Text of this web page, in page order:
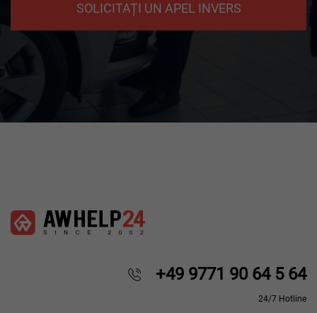
SOLICITAȚI UN APEL INVERS
+49 9771 90 64 5 64
24/7 Hotline